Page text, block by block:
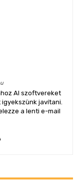
AI szoftvereket
javítani.
a lenti e-mail